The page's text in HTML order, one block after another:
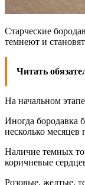
Старческие
темнеют и
Читать
На начальном
Иногда бородавка
несколько месяцев
Наличие темных
коричневые
Розовые, желтые,